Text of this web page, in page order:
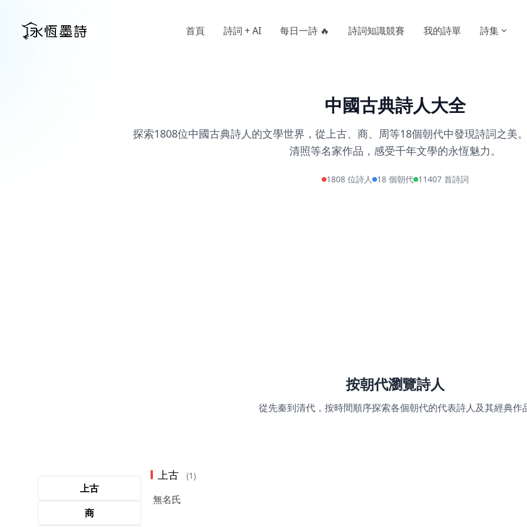
首頁 詩詞 + AI 每日一詩 🔥 詩詞知識競賽 我的詩單 詩集
中國古典詩人大全
探索1808位中國古典詩人的文學世界，從上古、商、周等18個朝代中發現詩詞之美
清照等名家作品，感受千年文學的永恆魅力。
1808 位詩人 18 個朝代 11407 首詩詞
按朝代瀏覽詩人
從先秦到清代，按時間順序探索各個朝代的代表詩人及其經典作
上古
商
上古 (1)
無名氏